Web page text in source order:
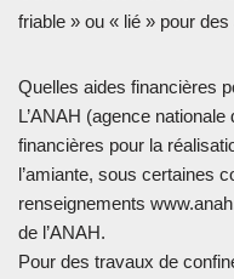
friable » ou « lié » pour
Quelles aides financières
L’ANAH (agence
financières pour la
l’amiante, sous certaines
renseignements
de l’ANAH.
Pour des travaux de